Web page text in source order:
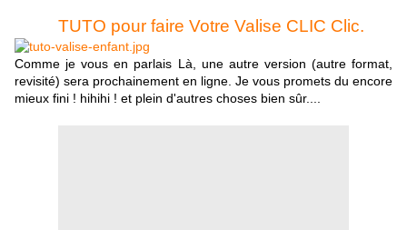
TUTO pour faire Votre Valise CLIC Clic.
Comme je vous en parlais Là , une autre version (autre format,
revisité) sera prochainement en ligne. Je vous promets du encore
mieux fini ! hihihi ! et plein d'autres choses bien sûr....